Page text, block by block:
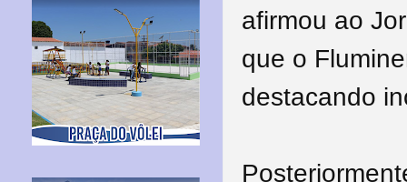
afirmou ao
que o
destacando